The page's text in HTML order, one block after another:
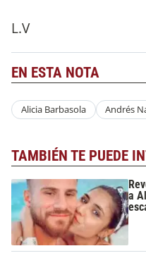
L.V
EN ESTA NOTA
Alicia Barbasola Andrés
TAMBIÉN TE PUEDE
a